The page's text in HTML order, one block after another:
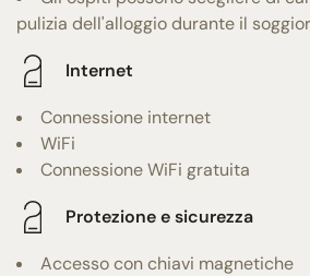
pulizia dell'alloggio durante il
Internet
Connessione internet
WiFi
Connessione WiFi gratuita
Protezione e sicurezza
Accesso con chiavi magnetiche